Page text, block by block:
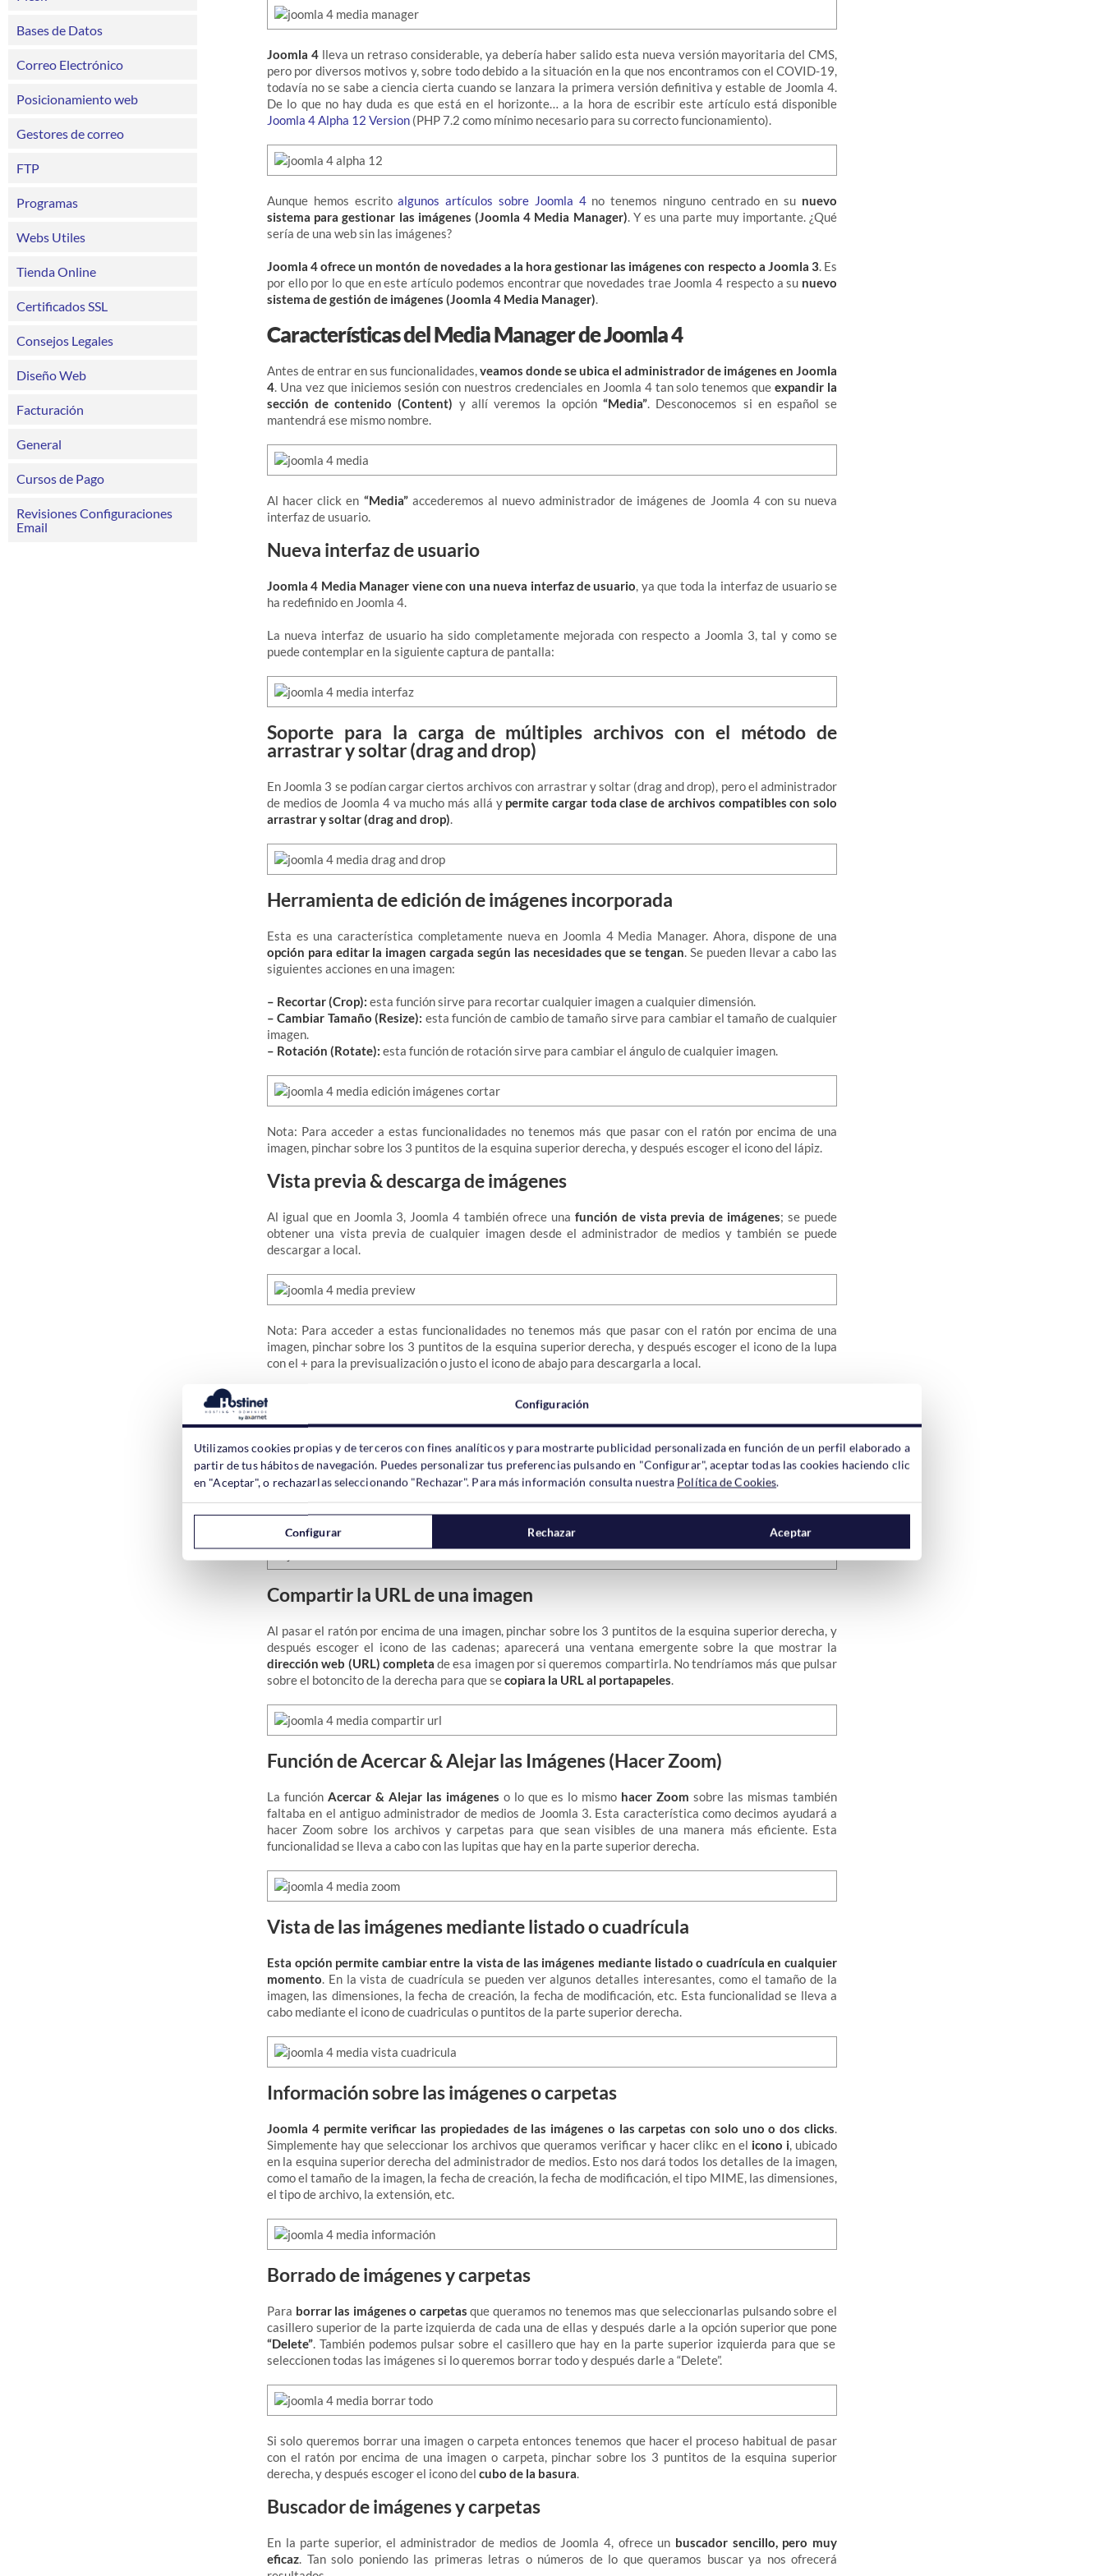
Bases de Datos
Correo Electrónico
Posicionamiento web
Gestores de correo
FTP
Programas
Webs Utiles
Tienda Online
Certificados SSL
Consejos Legales
Diseño Web
Facturación
General
Cursos de Pago
Revisiones Configuraciones
Email
Joomla 4lleva un retraso considerable, ya debería haber salido esta nueva versión mayoritaria del CMS,
pero por diversos motivos y, sobre todo debido a la situación en la que nos encontramos con el COVID-19,
todavía no se sabe a ciencia cierta cuando se lanzara la primera versión definitiva y estable de Joomla 4.
De lo que no hay duda es que está en el horizonte… a la hora de escribir este artículo está disponible
Joomla 4 Alpha 12 Version (PHP 7.2 como mínimo necesario para su correcto funcionamiento).
Aunque hemos escritoalgunos artículos sobre Joomla 4no tenemos ninguno centrado en su nuevo
sistema para gestionar las imágenes (Joomla 4 Media Manager). Y es una parte muy importante. ¿Qué
sería de una web sin las imágenes?
Joomla 4 ofrece un montón de novedades a la hora gestionar las imágenes con respecto a Joomla 3. Es
por ello por lo que en este artículo podemos encontrar que novedades trae Joomla 4 respecto a su nuevo
sistema de gestión de imágenes (Joomla 4 Media Manager).
Características del Media Manager de Joomla 4
Antes de entrar en sus funcionalidades,veamos donde se ubica el administrador de imágenes en Joomla
4. Una vez que iniciemos sesión con nuestros credenciales en Joomla 4 tan solo tenemos queexpandir la
sección de contenido (Content) y allí veremos la opción“Media”. Desconocemos si en español se
mantendrá ese mismo nombre.
Al hacer click en “Media”accederemos al nuevo administrador de imágenes de Joomla 4 con su nueva
interfaz de usuario.
Nueva interfaz de usuario
Joomla 4 Media Manager viene con una nueva interfaz de usuario, ya que toda la interfaz de usuario se
ha redefinido en Joomla 4.
La nueva interfaz de usuario ha sido completamente mejorada con respecto a Joomla 3, tal y como se
puede contemplar en la siguiente captura de pantalla:
Soporte para la carga de múltiples archivos con el método de
arrastrar y soltar (drag and drop)
En Joomla 3 se podían cargar ciertos archivos con arrastrar y soltar (drag and drop), pero el administrador
de medios de Joomla 4 va mucho más allá ypermite cargar toda clase de archivos compatibles con solo
arrastrar y soltar (drag and drop).
Herramienta de edición de imágenes incorporada
Esta es una característica completamente nueva en Joomla 4 Media Manager. Ahora, dispone de una
opción para editar la imagen cargada según las necesidades que se tengan. Se pueden llevar a cabo las
siguientes acciones en una imagen:
– Recortar (Crop): esta función sirve para recortar cualquier imagen a cualquier dimensión.
– Cambiar Tamaño (Resize): esta función de cambio de tamaño sirve para cambiar el tamaño de cualquier
imagen.
– Rotación (Rotate): esta función de rotación sirve para cambiar el ángulo de cualquier imagen.
Nota: Para acceder a estas funcionalidades no tenemos más que pasar con el ratón por encima de una
imagen, pinchar sobre los 3 puntitos de la esquina superior derecha, y después escoger el icono del lápiz.
Vista previa & descarga de imágenes
Al igual que en Joomla 3, Joomla 4 también ofrece una función de vista previa de imágenes; se puede
obtener una vista previa de cualquier imagen desde el administrador de medios y también se puede
descargar a local.
Nota: Para acceder a estas funcionalidades no tenemos más que pasar con el ratón por encima de una
imagen, pinchar sobre los 3 puntitos de la esquina superior derecha, y después escoger el icono de la lupa
con el + para la previsualización o justo el icono de abajo para descargarla a local.
Cambiar el nombre de cualquier archivo o carpeta
En Joomla 3 no se podíacambiar el nombrede ningún archivo o carpeta desde el administrador de medios,
sin embargo, Joomla 4 sí que viene con esta función.
Tan solo hay que pasar con el ratón por encima de una imagen, pinchar sobre los 3 puntitos de la esquina
izquierda. Después, escribimos el nombre que queramos y le damos a Save.
Compartir la URL de una imagen
Al pasar el ratón por encima de una imagen, pinchar sobre los 3 puntitos de la esquina superior derecha, y
después escoger el icono de las cadenas; aparecerá una ventana emergente sobre la que mostrar la
dirección web (URL) completa de esa imagen por si queremos compartirla. No tendríamos más que pulsar
sobre el botoncito de la derecha para que secopiara la URL al portapapeles.
Función de Acercar & Alejar las Imágenes (Hacer Zoom)
La funciónAcercar & Alejar las imágenes o lo que es lo mismo hacer Zoom sobre las mismas también
faltaba en el antiguo administrador de medios de Joomla 3. Esta característica como decimos ayudará a
hacer Zoom sobre los archivos y carpetas para que sean visibles de una manera más eficiente. Esta
funcionalidad se lleva a cabo con las lupitas que hay en la parte superior derecha.
Vista de las imágenes mediante listado o cuadrícula
Esta opción permite cambiar entre la vista de las imágenes mediante listado o cuadrícula en cualquier
momento. En la vista de cuadrícula se pueden ver algunos detalles interesantes, como el tamaño de la
imagen, las dimensiones, la fecha de creación, la fecha de modificación, etc. Esta funcionalidad se lleva a
cabo mediante el icono de cuadriculas o puntitos de la parte superior derecha.
Información sobre las imágenes o carpetas
Joomla 4 permite verificar las propiedades de las imágenes o las carpetas con solo uno o dos clicks.
Simplemente hay que seleccionar los archivos que queramos verificar y hacer clikc en el icono i, ubicado
en la esquina superior derecha del administrador de medios. Esto nos dará todos los detalles de la imagen,
como el tamaño de la imagen, la fecha de creación, la fecha de modificación, el tipo MIME, las dimensiones,
el tipo de archivo, la extensión, etc.
Borrado de imágenes y carpetas
Para borrar las imágenes o carpetas que queramos no tenemos mas que seleccionarlas pulsando sobre el
casillero superior de la parte izquierda de cada una de ellas y después darle a la opción superior que pone
“Delete”. También podemos pulsar sobre el casillero que hay en la parte superior izquierda para que se
seleccionen todas las imágenes si lo queremos borrar todo y después darle a “Delete”.
Si solo queremos borrar una imagen o carpeta entonces tenemos que hacer el proceso habitual de pasar
con el ratón por encima de una imagen o carpeta, pinchar sobre los 3 puntitos de la esquina superior
derecha, y después escoger el icono del cubo de la basura.
Buscador de imágenes y carpetas
En la parte superior, el administrador de medios de Joomla 4, ofrece un buscador sencillo, pero muy
eficaz. Tan solo poniendo las primeras letras o números de lo que queramos buscar ya nos ofrecerá
Configuración
Utilizamos cookies propias y de terceros con fines analíticos y para mostrarte publicidad personalizada en función de un perfil elaborado a
partir de tus hábitos de navegación. Puedes personalizar tus preferencias pulsando en "Configurar", aceptar todas las cookies haciendo clic
en "Aceptar", o rechazarlas seleccionando "Rechazar". Para más información consulta nuestra Política de Cookies.
Configurar Rechazar Aceptar